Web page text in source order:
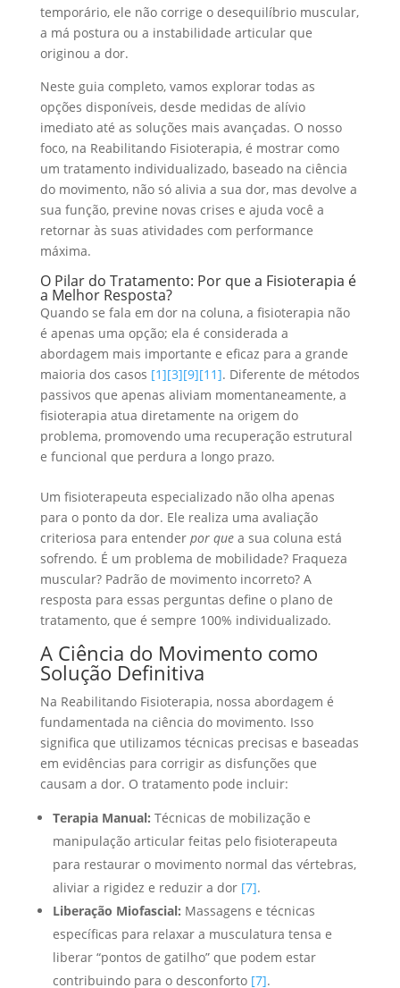
temporário, ele não corrige o desequilíbrio muscular,
a má postura ou a instabilidade articular que
originou a dor.
Neste guia completo, vamos explorar todas as
opções disponíveis, desde medidas de alívio
imediato até as soluções mais avançadas. O nosso
foco, na Reabilitando Fisioterapia, é mostrar como
um tratamento individualizado, baseado na ciência
do movimento, não só alivia a sua dor, mas devolve a
sua função, previne novas crises e ajuda você a
retornar às suas atividades com performance
máxima.
O Pilar do Tratamento: Por que a Fisioterapia é
a Melhor Resposta?
Quando se fala em dor na coluna, a fisioterapia não
é apenas uma opção; ela é considerada a
abordagem mais importante e eficaz para a grande
maioria dos casos [1][3][9][11]. Diferente de métodos
passivos que apenas aliviam momentaneamente, a
fisioterapia atua diretamente na origem do
problema, promovendo uma recuperação estrutural
e funcional que perdura a longo prazo.
Um fisioterapeuta especializado não olha apenas
para o ponto da dor. Ele realiza uma avaliação
criteriosa para entender por quea sua coluna está
sofrendo. É um problema de mobilidade? Fraqueza
muscular? Padrão de movimento incorreto? A
resposta para essas perguntas define o plano de
tratamento, que é sempre 100% individualizado.
A Ciência do Movimento como
Solução Definitiva
Na Reabilitando Fisioterapia, nossa abordagem é
fundamentada na ciência do movimento. Isso
significa que utilizamos técnicas precisas e baseadas
em evidências para corrigir as disfunções que
causam a dor. O tratamento pode incluir:
Terapia Manual: Técnicas de mobilização e
manipulação articular feitas pelo fisioterapeuta
para restaurar o movimento normal das vértebras,
aliviar a rigidez e reduzir a dor [7].
Liberação Miofascial: Massagens e técnicas
específicas para relaxar a musculatura tensa e
liberar “pontos de gatilho” que podem estar
contribuindo para o desconforto [7].